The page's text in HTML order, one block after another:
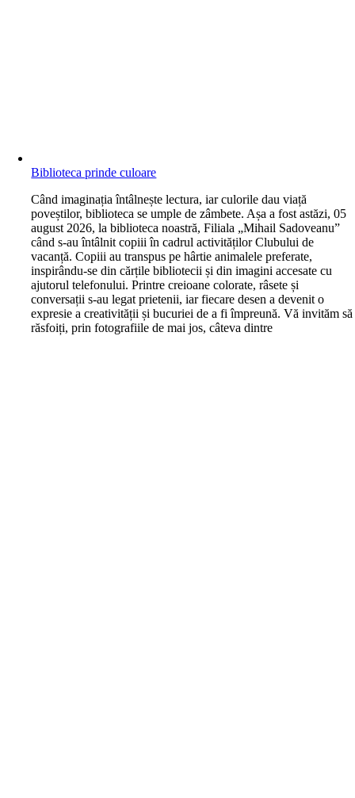
Biblioteca prinde culoare
Când imaginația întâlnește lectura, iar culorile dau viață
poveștilor, biblioteca se umple de zâmbete. Așa a fost astăzi, 05
august 2026, la biblioteca noastră, Filiala „Mihail Sadoveanu”
când s-au întâlnit copiii în cadrul activităților Clubului de
vacanță. Copiii au transpus pe hârtie animalele preferate,
inspirându-se din cărțile bibliotecii și din imagini accesate cu
ajutorul telefonului. Printre creioane colorate, râsete și
conversații s-au legat prietenii, iar fiecare desen a devenit o
expresie a creativității și bucuriei de a fi împreună. Vă invităm să
răsfoiți, prin fotografiile de mai jos, câteva dintre